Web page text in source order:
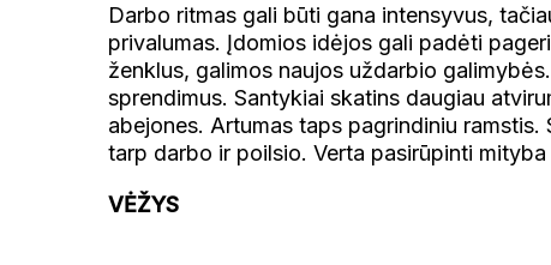
Darbo ritmas gali būti gana intensyvus,
privalumas. Įdomios idėjos gali padėti
ženklus, galimos naujos uždarbio
sprendimus. Santykiai skatins daugiau
abejones. Artumas taps pagrindiniu
tarp darbo ir poilsio. Verta pasirūpinti
VĖŽYS